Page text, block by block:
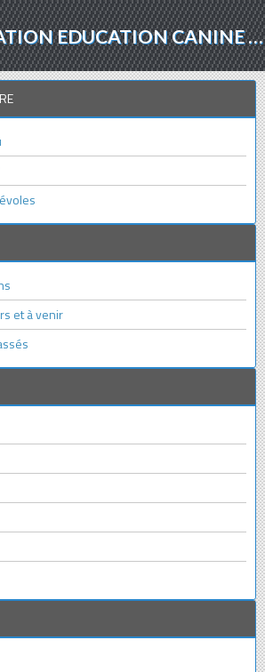
ASSOCIATION EDUCATION CANINE - AGILITY - PROTECTION ANIMALE
et à venir